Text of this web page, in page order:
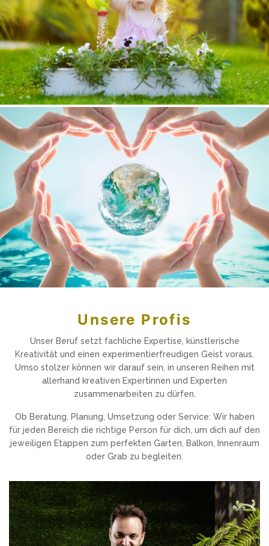
Unsere Profis
Unser Beruf setzt fachliche Expertise, künstlerische
Kreativität und einen experimentierfreudigen Geist voraus.
Umso stolzer können wir darauf sein, in unseren Reihen mit
allerhand kreativen Expertinnen und Experten
zusammenarbeiten zu dürfen.
Ob Beratung, Planung, Umsetzung oder Service: Wir haben
für jeden Bereich die richtige Person für dich, um dich auf den
jeweiligen Etappen zum perfekten Garten, Balkon, Innenraum
oder Grab zu begleiten.